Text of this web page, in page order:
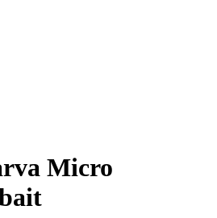
Micro